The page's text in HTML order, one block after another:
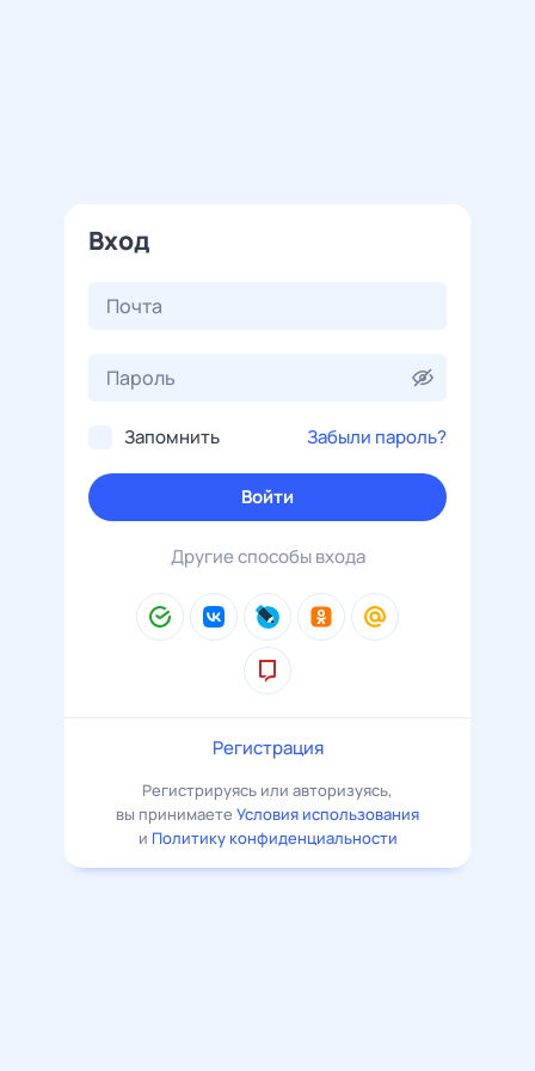
Вход
Запомнить Забыли пароль?
Войти
Другие способы входа
Регистрация
Регистрируясь или авторизуясь,
вы принимаете Условия использования
и Политику конфиденциальности